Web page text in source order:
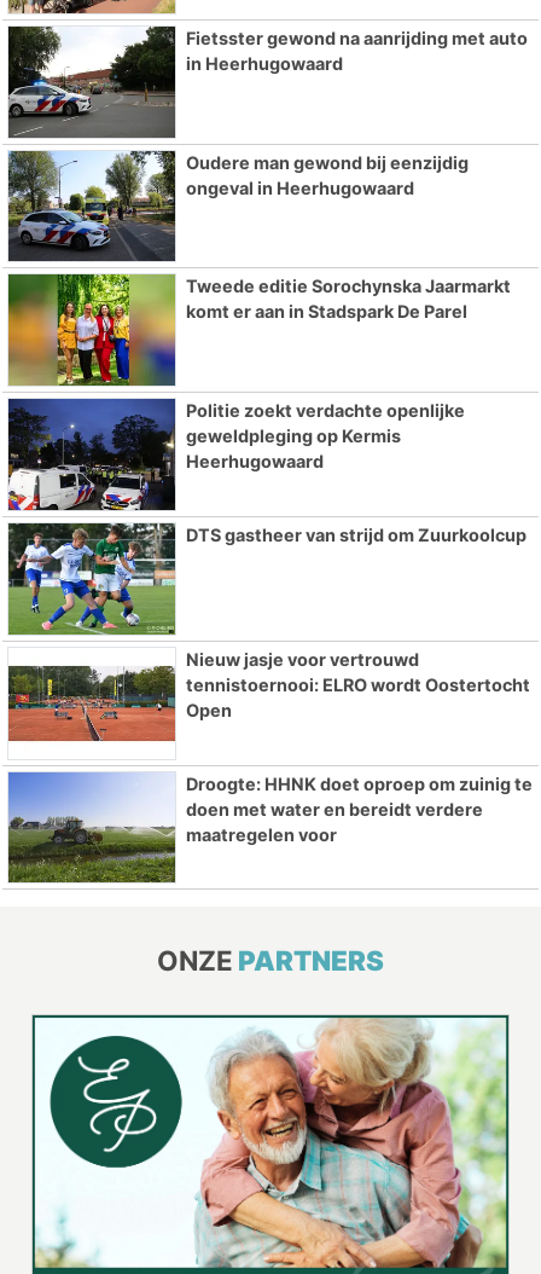
Fietsster gewond na aanrijding met auto
in Heerhugowaard
Oudere man gewond bij eenzijdig
ongeval in Heerhugowaard
Tweede editie Sorochynska Jaarmarkt
komt er aan in Stadspark De Parel
Politie zoekt verdachte openlijke
geweldpleging op Kermis
Heerhugowaard
DTS gastheer van strijd om Zuurkoolcup
Nieuw jasje voor vertrouwd
tennistoernooi: ELRO wordt Oostertocht
Open
Droogte: HHNK doet oproep om zuinig te
doen met water en bereidt verdere
maatregelen voor
ONZE PARTNERS